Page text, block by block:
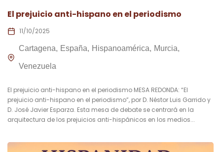
El prejuicio anti-hispano en el periodismo
11/10/2025
Cartagena España Hispanoamérica Murcia
Venezuela
El prejuicio anti-hispano en el periodismo MESA REDONDA: “El
prejuicio anti-hispano en el periodismo”, por D. Néstor Luis Garrido y
D. José Javier Esparza. Esta mesa de debate se centrará en la
arquitectura de los prejuicios anti-hispánicos en los medios...